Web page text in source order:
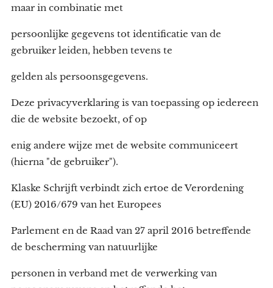
maar in combinatie met
persoonlijke gegevens tot identificatie van de
gebruiker leiden, hebben tevens te
gelden als persoonsgegevens.
Deze privacyverklaring is van toepassing op iedereen
die de website bezoekt, of op
enig andere wijze met de website communiceert
(hierna "de gebruiker").
Klaske Schrijft verbindt zich ertoe de Verordening
(EU) 2016/679 van het Europees
Parlement en de Raad van 27 april 2016 betreffende
de bescherming van natuurlijke
personen in verband met de verwerking van